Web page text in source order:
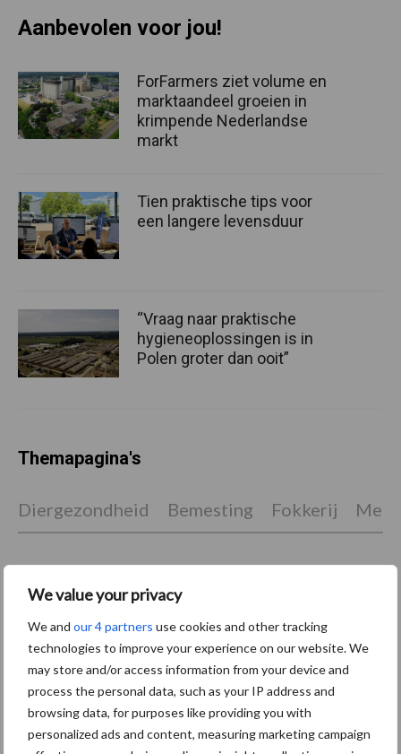
We value your privacy
We and our 4 partners use cookies and other tracking
technologies to improve your experience on our website. We
may store and/or access information from your device and
process the personal data, such as your IP address and
browsing data, for purposes like providing you with
personalized ads and content, measuring marketing campaign
Aanbevolen voor jou!
ForFarmers ziet volume en
marktaandeel groeien in
krimpende Nederlandse
markt
Tien praktische tips voor
een langere levensduur
“Vraag naar praktische
hygieneoplossingen is in
Polen groter dan ooit”
Themapagina's
Diergezondheid Bemesting Fokkerij
Toon meer